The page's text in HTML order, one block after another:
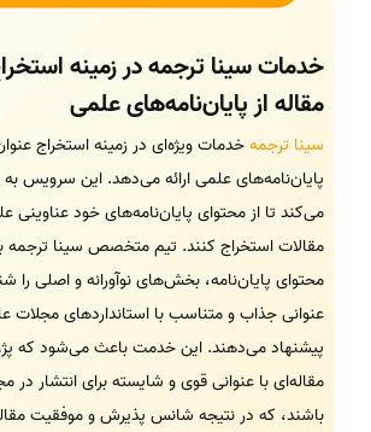
خدمات سینا ترجمه در زمینه
مقاله از پایان‌نامه‌های علمی
سینا ترجمهخدمات ویژه‌ای در زمینه استخراج
پایان‌نامه‌های علمی ارائه می‌دهد. این سرویس
می‌کند تا از محتوای پایان‌نامه‌های خود عناوینی
مقالات استخراج کنند. تیم متخصص سینا ترجمه
محتوای پایان‌نامه، بخش‌های نوآورانه و اصلی را
عنوانی جذاب و متناسب با استانداردهای مجلات
پیشنهاد می‌دهند. این خدمت باعث می‌شود که
مقاله‌ای با عنوانی قوی و شایسته برای انتشار در
باشند، که در نتیجه شانس پذیرش و موفقیت